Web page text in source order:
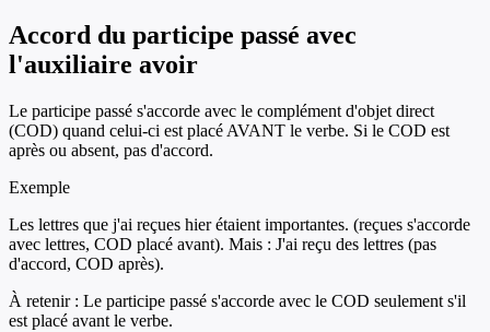
Accord du participe passé avec
l'auxiliaire avoir
Le participe passé s'accorde avec le complément d'objet direct
(COD) quand celui-ci est placé AVANT le verbe. Si le COD est
après ou absent, pas d'accord.
Exemple
Les lettres que j'ai reçues hier étaient importantes. (reçues s'accorde
avec lettres, COD placé avant). Mais : J'ai reçu des lettres (pas
d'accord, COD après).
À retenir : Le participe passé s'accorde avec le COD seulement s'il
est placé avant le verbe.